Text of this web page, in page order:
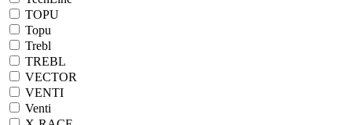
TOPU
Topu
Trebl
TREBL
VECTOR
VENTI
Venti